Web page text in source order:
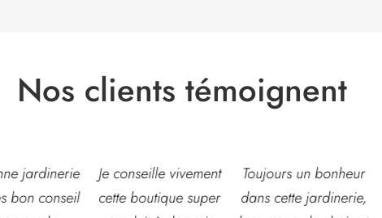
Nos clients témoignent
vivement
super
Toujours un bonheur
dans cette jardinerie,
Très belle jardinerie,
grand choix de fleurs